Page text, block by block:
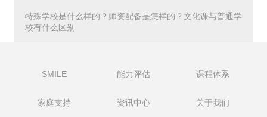
朝阳区在2019年的时候是有40多个资源教室，但是因为缺乏
专业的资源老师，真正运用起来发挥作用的非常少，大部分
海淀区在这方面做的是比较好的，海淀区教委通过和机构合
特殊学校是什么样的？师资配备是怎样的？文化课与普通学
校有什么区别
SMILE 能力评估 课程体系
家庭支持 资讯中心 关于我们